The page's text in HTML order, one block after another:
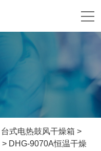
台式电热鼓风干燥箱 >
> DHG-9070A恒温干燥